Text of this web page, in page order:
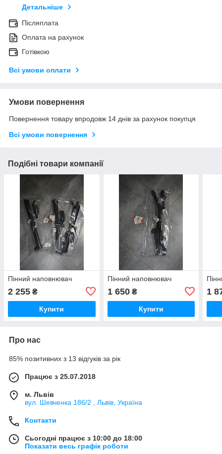
Детальніше
Післяплата
Оплата на рахунок
Готівкою
Всі умови оплати
Умови повернення
Повернення товару впродовж 14 днів за рахунок покупця
Всі умови повернення
Подібні товари компанії
Пінний наповнювач
2 255 ₴
Купити
Пінний наповнювач
1 650₴
Купити
1
Про нас
85% позитивних з 13 відгуків за рік
Працює з 25.07.2018
м. Львів
вул. Шевченка 186/2 , Львів, Україна
Контакти
Сьогодні працює з 10:00 до 18:00
Показати весь графік роботи